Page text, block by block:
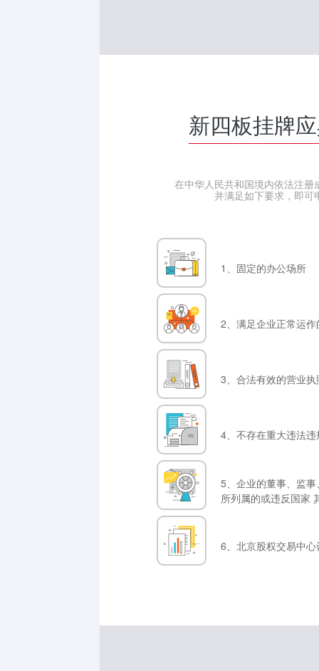
新四板挂牌
在中华人民共和国境内依法注
并满足如下要求，即
1、固定的办公场所
2、满足企业正常运作
3、合法有效的营业
4、不存在重大违法
5、企业的董事、监
所列属的或违反国家
6、北京股权交易中